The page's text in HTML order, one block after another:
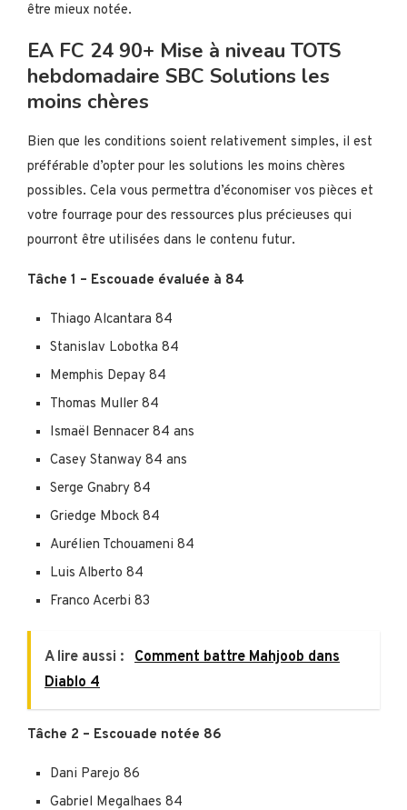
être mieux notée.
EA FC 24 90+ Mise à niveau TOTS
hebdomadaire SBC Solutions les
moins chères
Bien que les conditions soient relativement simples, il est
préférable d’opter pour les solutions les moins chères
possibles. Cela vous permettra d’économiser vos pièces et
votre fourrage pour des ressources plus précieuses qui
pourront être utilisées dans le contenu futur.
Tâche 1 – Escouade évaluée à 84
Thiago Alcantara 84
Stanislav Lobotka 84
Memphis Depay 84
Thomas Muller 84
Ismaël Bennacer 84 ans
Casey Stanway 84 ans
Serge Gnabry 84
Griedge Mbock 84
Aurélien Tchouameni 84
Luis Alberto 84
Franco Acerbi 83
A lire aussi :
Comment battre Mahjoob dans
Diablo 4
Tâche 2 – Escouade notée 86
Dani Parejo 86
Gabriel Megalhaes 84